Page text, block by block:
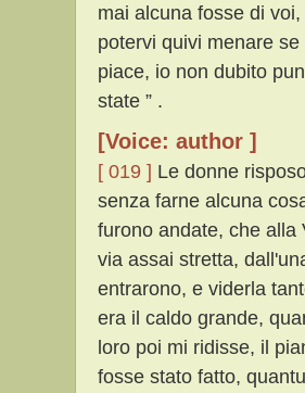
mai alcuna fosse di
potervi quivi menare
piace, io non dubito
state ” .
[Voice: author ]
[ 019 ] Le donne
senza farne alcuna
furono andate, che alla
via assai stretta,
entrarono, e viderla
era il caldo grande,
loro poi mi ridisse, il
fosse stato fatto,